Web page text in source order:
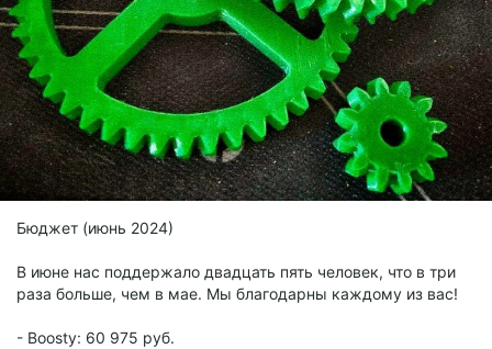
Бюджет (июнь 2024)
В июне нас поддержало двадцать пять человек, что в три
раза больше, чем в мае. Мы благодарны каждому из вас!
- Boosty: 60 975 руб.